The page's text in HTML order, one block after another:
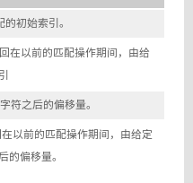
初始索引。
在以前的匹配操作期间，由给
符之后的偏移量。
以前的匹配操作期间，由给定
的偏移量。